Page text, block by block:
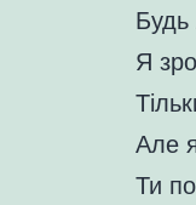
Я
Але
Ти